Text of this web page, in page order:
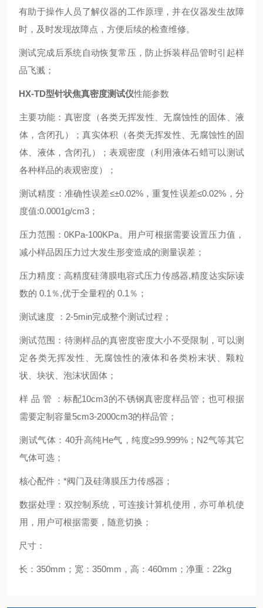
有助于操作人员了解仪器的工作原理，并在仪器发生故障
时，及时发现故障点，方便后续的检查维修。
测试完成后系统自动恢复常压，防止拆装样品管时引起样
品飞溅；
HX-TD型针状焦真密度测试仪性能参数
主要功能：真密度（各类无挥发性、无腐蚀性的固体、液
体，含闭孔）；真实体积（各类无挥发性、无腐蚀性的固
体、液体，含闭孔）；表观密度（利用液体石蜡可以测试
各种样品的表观密度）；
测试精度：准确性误差≤±0.02%，重复性误差≤0.02% ，分
度值:0.0001g/cm3 ；
压力范围：0KPa-100KPa。用户可根据需要设置压力值，
减小样品因压力过大发生形变造成的测量误差；
压力精度：高精度硅薄膜电容式压力传感器,精度达实际读
数的 0.1 ％,优于全量程的 0.1 ％；
测试速度 ： 2-5min完成整个测试过程；
测试范围：待测样品的真密度密度大小不受限制，可以测
定各类无挥发性、无腐蚀性的液体和各类粉末状、颗粒
状、块状、泡沫状固体；
样 品 管 ：标配10cm3的不锈钢真密度样品管；也可根据
需要定制容量5cm3-2000cm3的样品管；
测试气体： 40升高纯He气，纯度≥99.999% ； N2气等其它
气体可选；
核心配件：*阀门及硅薄膜压力传感器；
数据处理： 双控制系统，可连接计算机使用，亦可单机使
用，用户可根据需要，随意切换；
尺寸：
长： 350mm ；宽： 350mm ，高： 460mm ；净重： 22kg